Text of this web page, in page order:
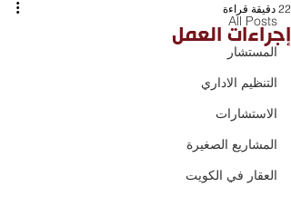
All Posts
المستشار
التنظيم الاداري
الاستشارات
المشاريع الصغيرة
العقار في الكويت
إجراءات العمل
22 دقيقة قراءة